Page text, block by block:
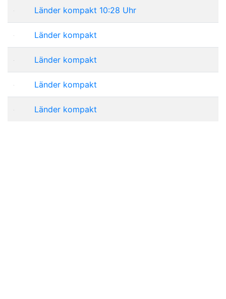
Länder kompakt 10:28 Uhr
Länder kompakt
Länder kompakt
Länder kompakt
Länder kompakt